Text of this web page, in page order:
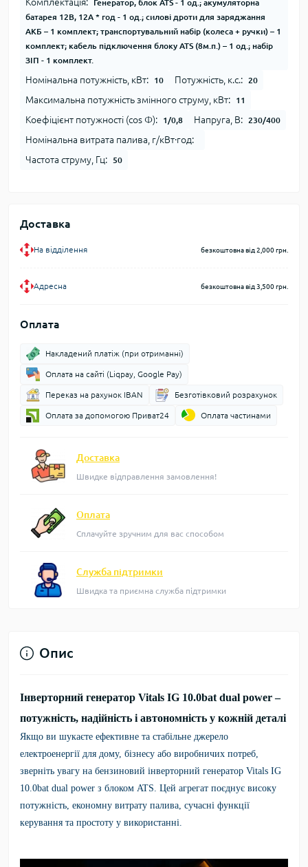
Генератор, блок ATS - 1 од.; акумуляторна
батарея 12В, 12А * год - 1 од.; силові дроти для заряджання
АКБ – 1 комплект; транспортувальний набір (колеса + ручки) – 1
комплект; кабель підключення блоку ATS (8м.п.) – 1 од.; набір
ЗІП - 1 комплект.
Номінальна потужність, кВт: 10 Потужність, к.с.: 20
Максимальна потужність змінного струму, кВт: 11
Коефіцієнт потужності (cos Φ): 1/0,8 Напруга, В: 230/400
Номінальна витрата палива, г/кВт∙год:
Частота струму, Гц:
50
Доставка
На відділення безкоштовна від 2,000 грн.
Адресна безкоштовна від 3,500 грн.
Оплата
Накладений платіж (при отриманні)
Оплата на сайті (Liqpay, Google Pay)
Переказ на рахунок IBAN Безготівковий розрахунок
Оплата за допомогою Приват24 Оплата частинами
Доставка
Швидке відправлення замовлення!
Оплата
Сплачуйте зручним для вас способом
Служба підтримки
Швидка та приємна служба підтримки
Опис
Інверторний генератор Vitals IG 10.0bat dual power –
потужність, надійність і автономність у кожній деталі
Якщо ви шукаєте ефективне та стабільне джерело
електроенергії для дому, бізнесу або виробничих потреб,
зверніть увагу на бензиновий інверторний генератор Vitals IG
10.0bat dual power з блоком ATS. Цей агрегат поєднує високу
потужність, економну витрату палива, сучасні функції
керування та простоту у використанні.